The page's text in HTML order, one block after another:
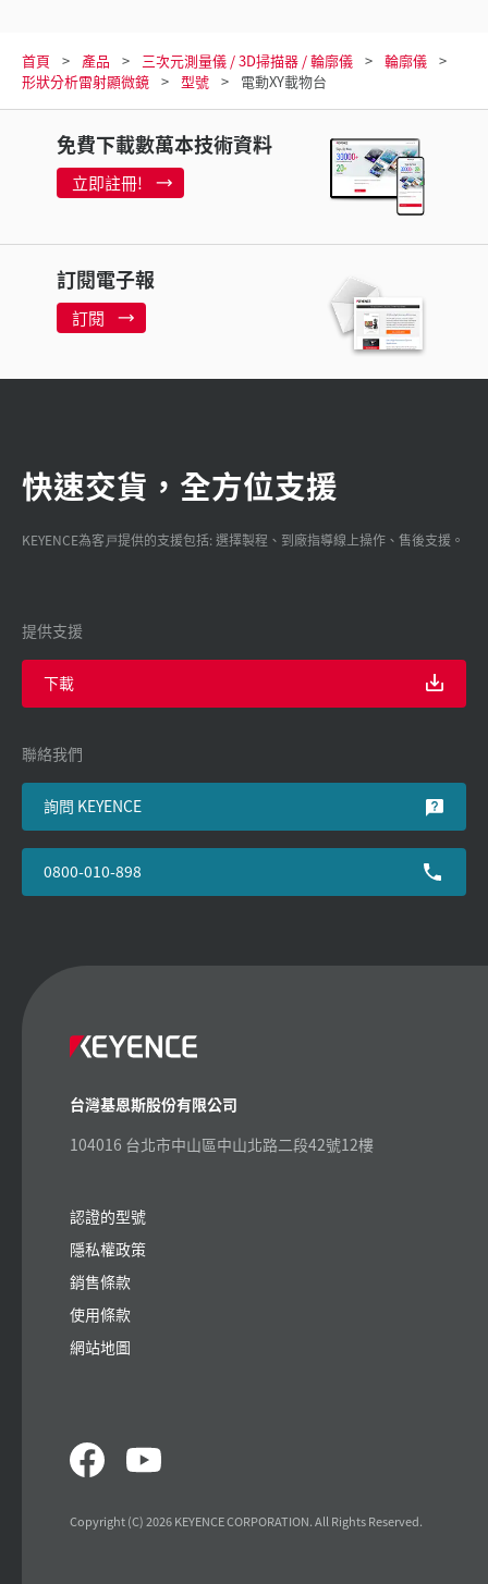
首頁 產品 三次元測量儀 / 3D掃描器 / 輪廓儀
輪廓儀
形狀分析雷射顯微鏡
型號 電動XY載物台
免費下載數萬本技術資料
立即註冊!
訂閱電子報
訂閱
快速交貨，全方位支援
KEYENCE為客戸提供的支援包括: 選擇製程、到廠指導線上操作、售後支援。
提供支援
下載
聯絡我們
詢問 KEYENCE
0800-010-898
台灣基恩斯股份有限公司
104016 台北市中山區中山北路二段42號12樓
認證的型號
隱私權政策
銷售條款
使用條款
網站地圖
Copyright (C) 2026 KEYENCE CORPORATION. All Rights Reserved.